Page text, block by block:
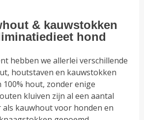
& kauwstokken
hond
hebben we allerlei verschillende
houtstaven en kauwstokken
hout, zonder enige
kluiven zijn al een aantal
kauwhout voor honden en